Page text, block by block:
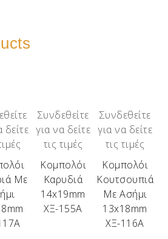
χάντρας σε τόρνο
χέρι!!! Αφού της δώσουμε το
και αιθέρια έλαια!!!
μοναδικό, δεν μοιάζει με
από το ίδιο κομμάτι ξύλου!!!
ο κάτοχος ενός τέτοιου
στα χέρια του!!! Λόγω της
όπως αντιλαμβάνεστε, είναι
δείτε
Με
Συνδεθείτε
για να δείτε
τις τιμές
Κομπολόι
Καρυδιά
14x19mm
ΧΞ-155Α
Συνδεθείτε
για να δείτε
τις τιμές
Κομπολόι
Κουτσουπιά
Με Ασήμι
13x18mm
ΧΞ-116Α